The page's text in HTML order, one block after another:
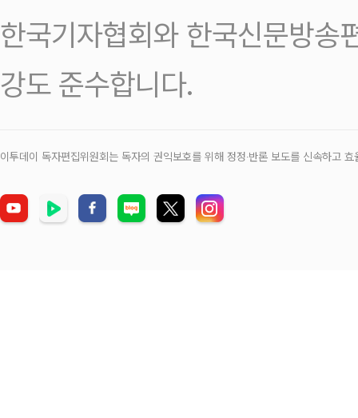
한국기자협회와 한국신문방송
강도 준수합니다.
이투데이 독자편집위원회는 독자의 권익보호를 위해 정정‧반론 보도를 신속하고